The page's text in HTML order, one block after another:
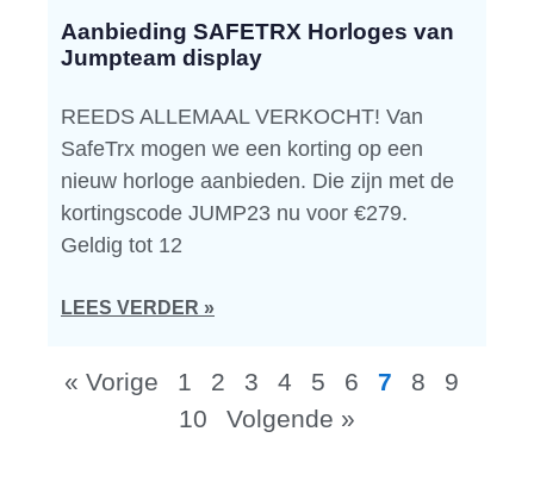
Aanbieding SAFETRX Horloges van
Jumpteam display
REEDS ALLEMAAL VERKOCHT! Van
SafeTrx mogen we een korting op een
nieuw horloge aanbieden. Die zijn met de
kortingscode JUMP23 nu voor €279.
Geldig tot 12
LEES VERDER »
« Vorige 1 2 3 4 5 6 7 8
9
10
Volgende »